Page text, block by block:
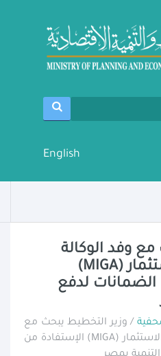
English
وفد الوكالة
الدولية لضمان الاستثمار (MIGA)
الضمانات لدفع
/ وزير التخطيط يبحث مع
وفد الوكالة الدولية لضمان الاستثمار (MIGA) الإستفادة من